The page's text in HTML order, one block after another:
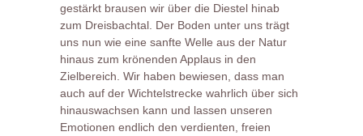
gestärkt brausen wir über die Diestel hinab
zum Dreisbachtal. Der Boden unter uns trägt
uns nun wie eine sanfte Welle aus der Natur
hinaus zum krönenden Applaus in den
Zielbereich. Wir haben bewiesen, dass man
auch auf der Wichtelstrecke wahrlich über sich
hinauswachsen kann und lassen unseren
Emotionen endlich den verdienten, freien